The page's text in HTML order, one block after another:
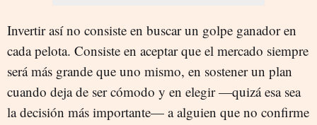
Invertir así no consiste en buscar un golpe ganador en
cada pelota. Consiste en aceptar que el mercado siempre
será más grande que uno mismo, en sostener un plan
cuando deja de ser cómodo y en elegir —quizá esa sea
la decisión más importante— a alguien que no confirme